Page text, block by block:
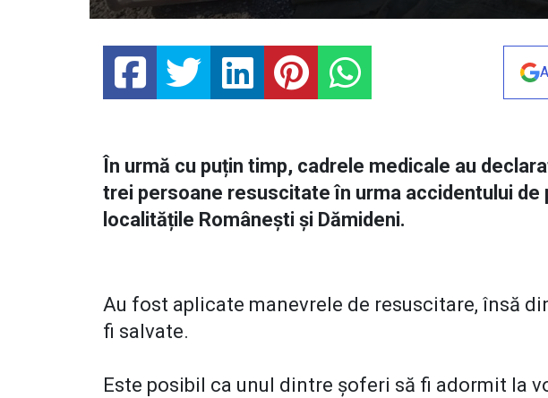
În urmă cu puțin timp, cadrele medicale au
trei persoane resuscitate în urma accidentului de
localitățile Românești și Dămideni.
Au fost aplicate manevrele de resuscitare, însă
fi salvate.
Este posibil ca unul dintre șoferi să fi adormit la